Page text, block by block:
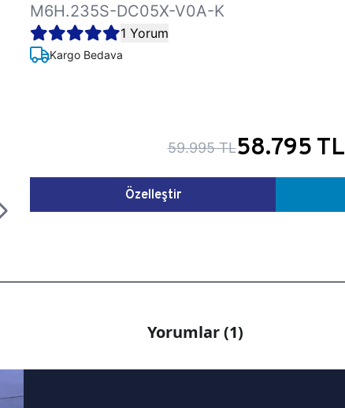
M6H.235S-DC05X-V0A-K
1 Yorum
Kargo Bedava
59.995 TL58.795 TL
Özelleştir
Yorumlar (1)